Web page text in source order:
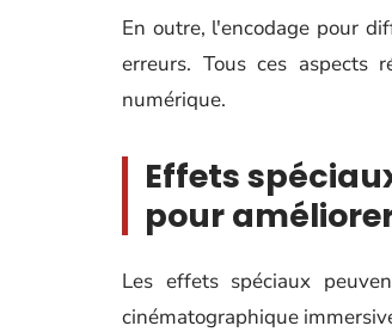
En outre, l'encodage pour
erreurs. Tous ces
numérique.
Effets
pour
Les effets spéciaux
cinématographique